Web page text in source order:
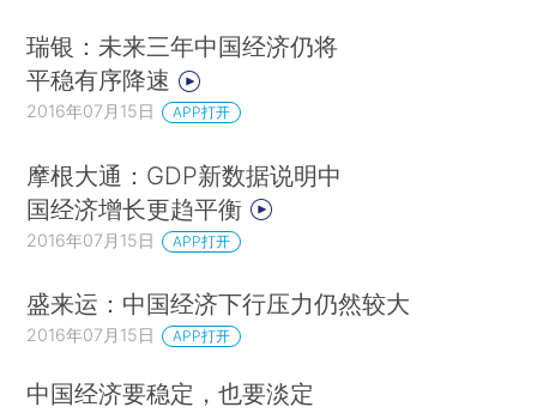
瑞银：未来三年中国经济仍将
平稳有序降速
2016年07月15日 APP打开
摩根大通：GDP新数据说明中
国经济增长更趋平衡
2016年07月15日 APP打开
盛来运：中国经济下行压力仍然较大
2016年07月15日 APP打开
中国经济要稳定，也要淡定